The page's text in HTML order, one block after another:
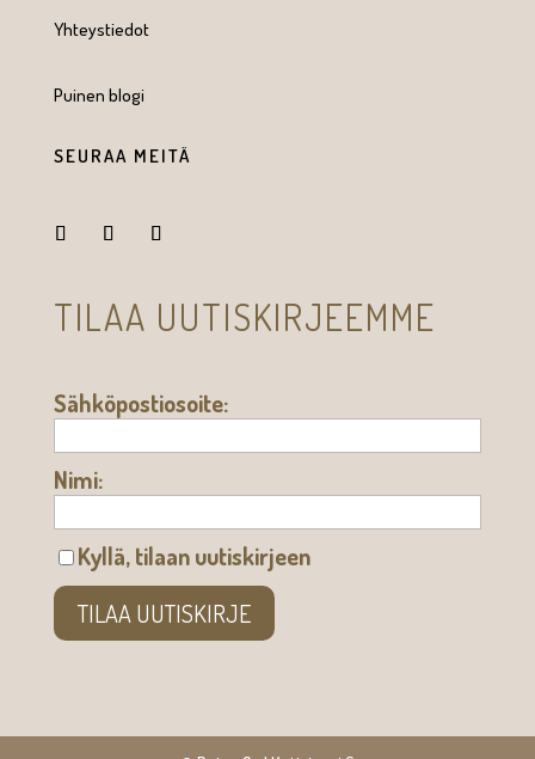
Yhteystiedot
Puinen blogi
SEURAA MEITÄ
TILAA UUTISKIRJEEMME
Sähköpostiosoite:
Nimi:
Kyllä, tilaan uutiskirjeen